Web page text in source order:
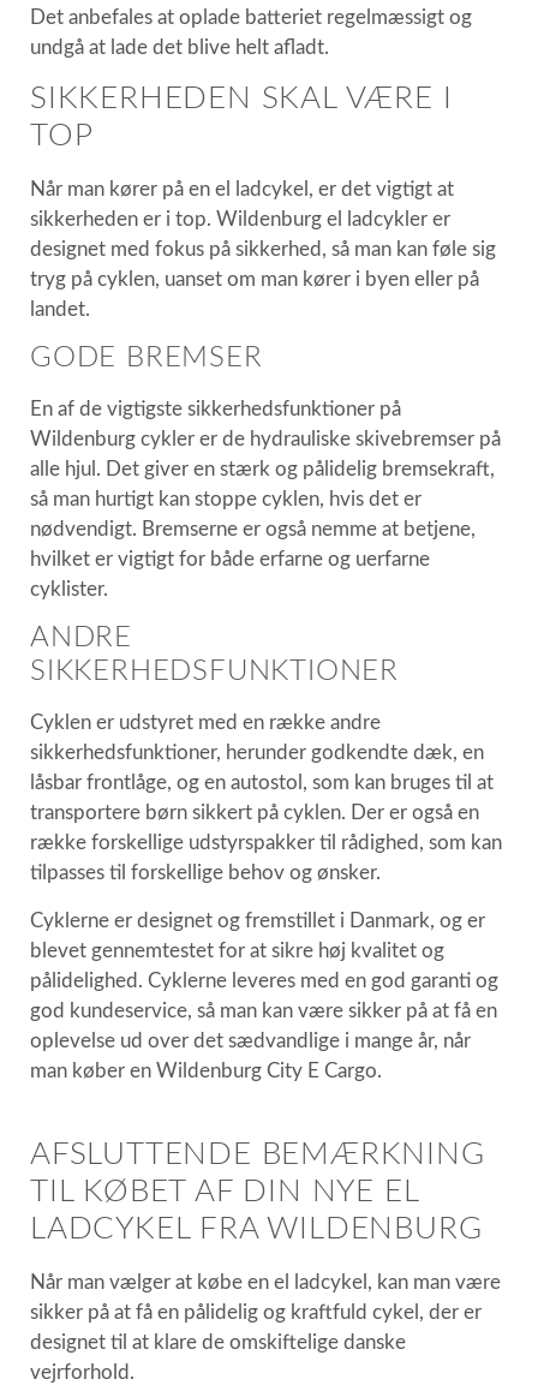
Det anbefales at oplade batteriet regelmæssigt og
undgå at lade det blive helt afladt.
SIKKERHEDEN SKAL VÆRE I
TOP
Når man kører på en el ladcykel, er det vigtigt at
sikkerheden er i top. Wildenburg el ladcykler er
designet med fokus på sikkerhed, så man kan føle sig
tryg på cyklen, uanset om man kører i byen eller på
landet.
GODE BREMSER
En af de vigtigste sikkerhedsfunktioner på
Wildenburg cykler er de hydrauliske skivebremser på
alle hjul. Det giver en stærk og pålidelig bremsekraft,
så man hurtigt kan stoppe cyklen, hvis det er
nødvendigt. Bremserne er også nemme at betjene,
hvilket er vigtigt for både erfarne og uerfarne
cyklister.
ANDRE
SIKKERHEDSFUNKTIONER
Cyklen er udstyret med en række andre
sikkerhedsfunktioner, herunder godkendte dæk, en
låsbar frontlåge, og en autostol, som kan bruges til at
transportere børn sikkert på cyklen. Der er også en
række forskellige udstyrspakker til rådighed, som kan
tilpasses til forskellige behov og ønsker.
Cyklerne er designet og fremstillet i Danmark, og er
blevet gennemtestet for at sikre høj kvalitet og
pålidelighed. Cyklerne leveres med en god garanti og
god kundeservice, så man kan være sikker på at få en
oplevelse ud over det sædvandlige i mange år, når
man køber en Wildenburg City E Cargo.
AFSLUTTENDE BEMÆRKNING
TIL KØBET AF DIN NYE EL
LADCYKEL FRA WILDENBURG
Når man vælger at købe en el ladcykel, kan man være
sikker på at få en pålidelig og kraftfuld cykel, der er
designet til at klare de omskiftelige danske
vejrforhold.